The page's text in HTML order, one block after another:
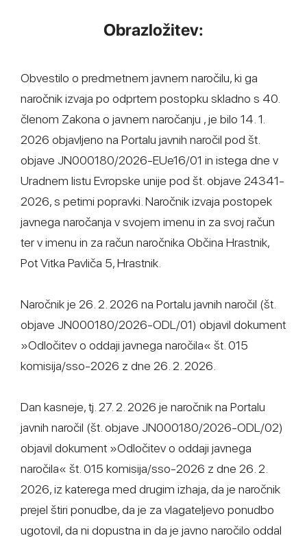
Obrazložitev:
Obvestilo o predmetnem javnem naročilu, ki ga
naročnik izvaja po odprtem postopku skladno s 40.
členom Zakona o javnem naročanju , je bilo 14. 1.
2026 objavljeno na Portalu javnih naročil pod št.
objave JN000180/2026-EUe16/01 in istega dne v
Uradnem listu Evropske unije pod št. objave 24341-
2026, s petimi popravki. Naročnik izvaja postopek
javnega naročanja v svojem imenu in za svoj račun
ter v imenu in za račun naročnika Občina Hrastnik,
Pot Vitka Pavliča 5, Hrastnik.
Naročnik je 26. 2. 2026 na Portalu javnih naročil (št.
objave JN000180/2026-ODL/01) objavil dokument
»Odločitev o oddaji javnega naročila« št. 015
komisija/sso-2026 z dne 26. 2. 2026.
Dan kasneje, tj. 27. 2. 2026 je naročnik na Portalu
javnih naročil (št. objave JN000180/2026-ODL/02)
objavil dokument »Odločitev o oddaji javnega
naročila« št. 015 komisija/sso-2026 z dne 26. 2.
2026, iz katerega med drugim izhaja, da je naročnik
prejel štiri ponudbe, da je za vlagateljevo ponudbo
ugotovil, da ni dopustna in da je javno naročilo oddal